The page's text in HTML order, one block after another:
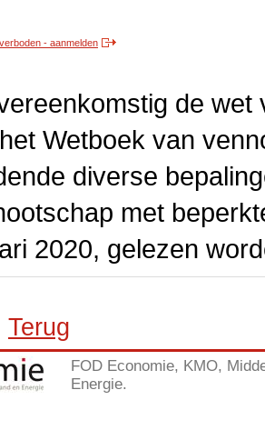
- aanmelden
de wet
Wetboek van
diverse
met
2020, gelezen
Terug
FOD Economie, KMO,
Energie.